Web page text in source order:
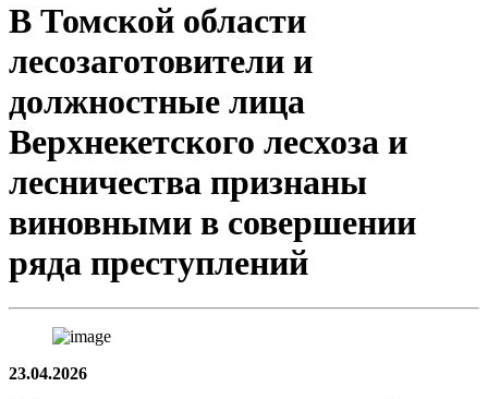
В Томской области
лесозаготовители и
должностные лица
Верхнекетского лесхоза и
лесничества признаны
виновными в совершении
ряда преступлений
23.04.2026